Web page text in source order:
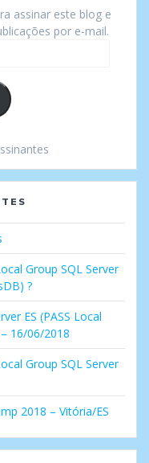
assinar este blog e
por e-mail.
Group SQL Server
?
ES (PASS Local
16/06/2018
Group SQL Server
2018 – Vitória/ES